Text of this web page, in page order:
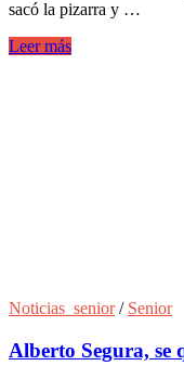
sacó la pizarra y …
Leer más
Noticias_senior/ Senior
Alberto Segura, se